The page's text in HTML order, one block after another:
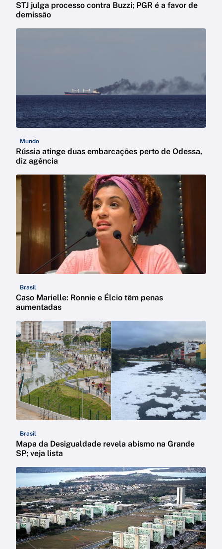
STJ julga processo contra Buzzi; PGR é a favor de
demissão
Mundo
Rússia atinge duas embarcações perto de Odessa,
diz agência
Brasil
Caso Marielle: Ronnie e Élcio têm penas
aumentadas
Brasil
Mapa da Desigualdade revela abismo na Grande
SP; veja lista